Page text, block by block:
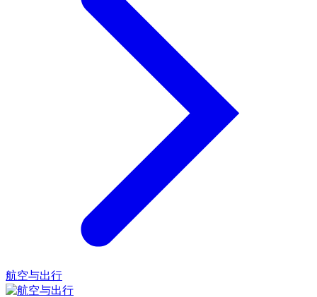
航空与出行